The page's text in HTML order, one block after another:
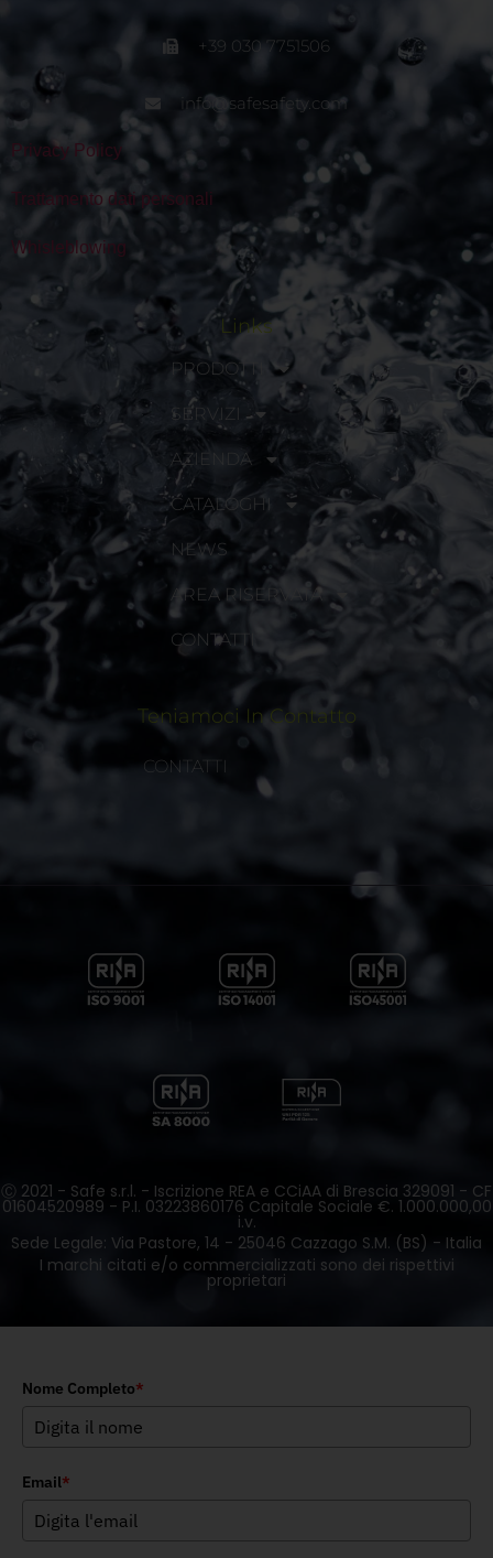
+39 030 7751506
info@safesafety.com
Privacy Policy
Trattamento dati personali
Whisleblowing
Links
PRODOTTI
SERVIZI
AZIENDA
CATALOGHI
NEWS
AREA RISERVATA
CONTATTI
Teniamoci In Contatto
CONTATTI
Ⓒ 2021 - Safe s.r.l. - Iscrizione REA e CCiAA di Brescia 329091 - CF
01604520989 - P.I. 03223860176 Capitale Sociale €. 1.000.000,00
i.v.
Sede Legale: Via Pastore, 14 - 25046 Cazzago S.M. (BS) - Italia
I marchi citati e/o commercializzati sono dei rispettivi
proprietari
Nome Completo*
Email*